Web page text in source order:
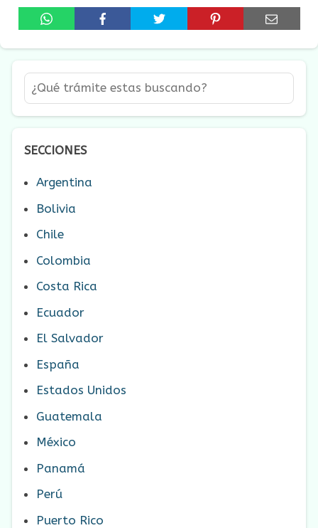
SECCIONES
Argentina
Bolivia
Chile
Colombia
Costa Rica
Ecuador
El Salvador
España
Estados Unidos
Guatemala
México
Panamá
Perú
Puerto Rico